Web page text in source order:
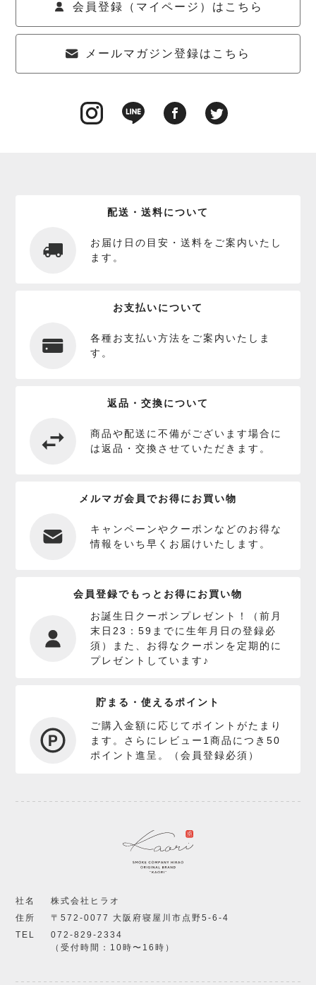
会員登録（マイページ）はこちら
メールマガジン登録はこちら
配送・送料について
お届け日の目安・送料をご案内いたし
ます。
お支払いについて
各種お支払い方法をご案内いたしま
す。
返品・交換について
商品や配送に不備がございます場合に
は返品・交換させていただきます。
メルマガ会員でお得にお買い物
キャンペーンやクーポンなどのお得な
情報をいち早くお届けいたします。
会員登録でもっとお得にお買い物
お誕生日クーポンプレゼント！（前月
末日23：59までに生年月日の登録必
須）また、お得なクーポンを定期的に
プレゼントしています♪
貯まる・使えるポイント
ご購入金額に応じてポイントがたまり
ます。さらにレビュー1商品につき50
ポイント進呈。（会員登録必須）
社名
株式会社ヒラオ
住所
〒572-0077 大阪府寝屋川市点野5-6-4
TEL
072-829-2334
（受付時間：10時〜16時）